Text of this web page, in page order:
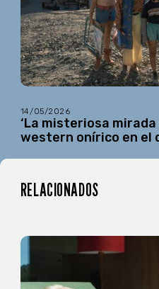
14/05/2026
‘La misteriosa mirada
western onírico en el
RELACIONADOS